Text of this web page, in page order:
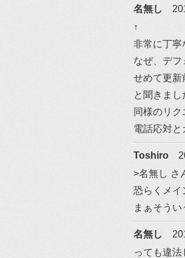
名無し
↑
非常に丁寧
なぜ、デフ
せめて更新
と聞きまし
同様のリク
電話応対と
Toshiro
>名無し さ
恐らくメイ
まぁそうい
名無し
っても違